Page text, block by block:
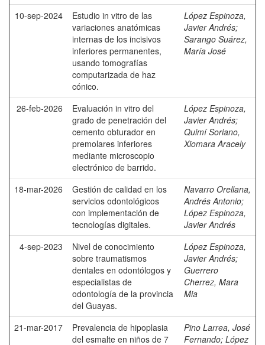
10-sep-2024
Estudio in vitro de las
variaciones anatómicas
internas de los incisivos
inferiores permanentes,
usando tomografías
computarizada de haz
cónico.
López Espinoza,
Javier Andrés;
Sarango Suárez,
María José
26-feb-2026
Evaluación in vitro del
grado de penetración del
cemento obturador en
premolares inferiores
mediante microscopio
electrónico de barrido.
López Espinoza,
Javier Andrés;
Quimí Soriano,
Xiomara Aracely
18-mar-2026
Gestión de calidad en los
servicios odontológicos
con implementación de
tecnologías digitales.
Navarro Orellana,
Andrés Antonio;
López Espinoza,
Javier Andrés
4-sep-2023
Nivel de conocimiento
sobre traumatismos
dentales en odontólogos y
especialistas de
odontología de la provincia
del Guayas.
López Espinoza,
Javier Andrés;
Guerrero
Cherrez, Mara
Mia
21-mar-2017
Prevalencia de hipoplasia
del esmalte en niños de 7
Pino Larrea, José
Fernando; López